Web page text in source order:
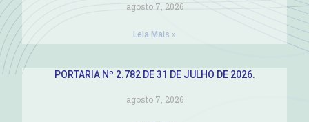
agosto 7, 2026
Leia Mais »
PORTARIA Nº 2.782 DE 31 DE JULHO DE 2026.
agosto 7, 2026